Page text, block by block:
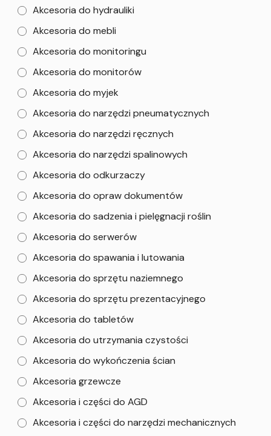
Akcesoria do hydrauliki
Akcesoria do mebli
Akcesoria do monitoringu
Akcesoria do monitorów
Akcesoria do myjek
Akcesoria do narzędzi pneumatycznych
Akcesoria do narzędzi ręcznych
Akcesoria do narzędzi spalinowych
Akcesoria do odkurzaczy
Akcesoria do opraw dokumentów
Akcesoria do sadzenia i pielęgnacji roślin
Akcesoria do serwerów
Akcesoria do spawania i lutowania
Akcesoria do sprzętu naziemnego
Akcesoria do sprzętu prezentacyjnego
Akcesoria do tabletów
Akcesoria do utrzymania czystości
Akcesoria do wykończenia ścian
Akcesoria grzewcze
Akcesoria i części do AGD
Akcesoria i części do narzędzi mechanicznych